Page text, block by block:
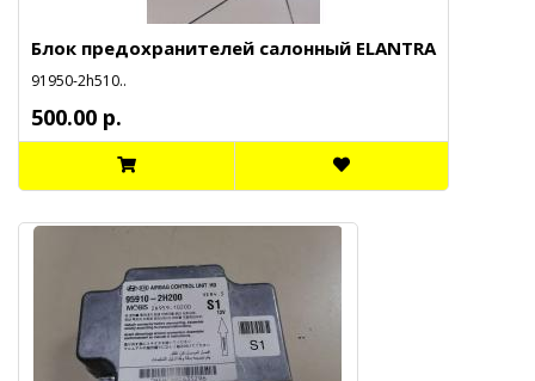
Блок предохранителей салонный ELANTRA
91950-2h510..
500.00 р.